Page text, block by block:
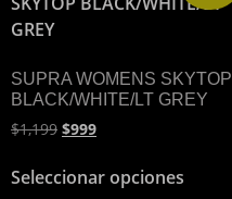
SUPRA WOMENS SKYTOP
BLACK/WHITE/LT GREY
$1,199 $999
Seleccionar opciones